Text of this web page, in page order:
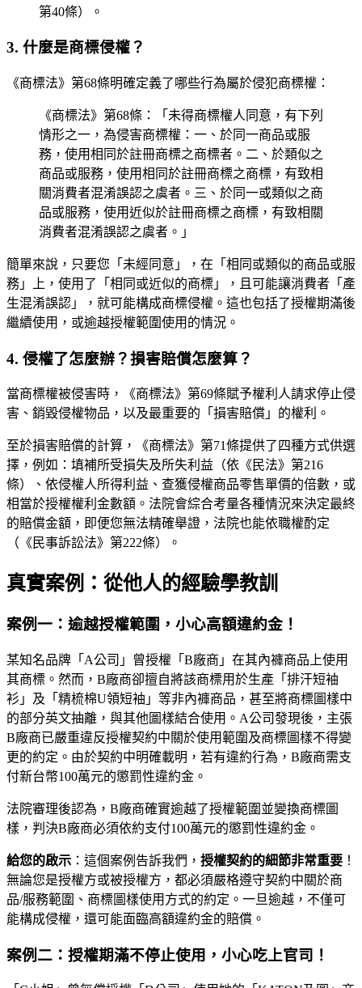
第40條）。
3. 什麼是商標侵權？
《商標法》第68條明確定義了哪些行為屬於侵犯商標權：
《商標法》第68條：「未得商標權人同意，有下列
情形之一，為侵害商標權：一、於同一商品或服
務，使用相同於註冊商標之商標者。二、於類似之
商品或服務，使用相同於註冊商標之商標，有致相
關消費者混淆誤認之虞者。三、於同一或類似之商
品或服務，使用近似於註冊商標之商標，有致相關
消費者混淆誤認之虞者。」
簡單來說，只要您「未經同意」，在「相同或類似的商品或服
務」上，使用了「相同或近似的商標」，且可能讓消費者「產
生混淆誤認」，就可能構成商標侵權。這也包括了授權期滿後
繼續使用，或逾越授權範圍使用的情況。
4. 侵權了怎麼辦？損害賠償怎麼算？
當商標權被侵害時，《商標法》第69條賦予權利人請求停止侵
害、銷毀侵權物品，以及最重要的「損害賠償」的權利。
至於損害賠償的計算，《商標法》第71條提供了四種方式供選
擇，例如：填補所受損失及所失利益（依《民法》第216
條）、依侵權人所得利益、查獲侵權商品零售單價的倍數，或
相當於授權權利金數額。法院會綜合考量各種情況來決定最終
的賠償金額，即便您無法精確舉證，法院也能依職權酌定
（《民事訴訟法》第222條）。
真實案例：從他人的經驗學教訓
案例一：逾越授權範圍，小心高額違約金！
某知名品牌「A公司」曾授權「B廠商」在其內褲商品上使用
其商標。然而，B廠商卻擅自將該商標用於生產「排汗短袖
衫」及「精梳棉U領短袖」等非內褲商品，甚至將商標圖樣中
的部分英文抽離，與其他圖樣結合使用。A公司發現後，主張
B廠商已嚴重違反授權契約中關於使用範圍及商標圖樣不得變
更的約定。由於契約中明確載明，若有違約行為，B廠商需支
付新台幣100萬元的懲罰性違約金。
法院審理後認為，B廠商確實逾越了授權範圍並變換商標圖
樣，判決B廠商必須依約支付100萬元的懲罰性違約金。
給您的啟示 ：這個案例告訴我們， 授權契約的細節非常重要 ！
無論您是授權方或被授權方，都必須嚴格遵守契約中關於商
品/服務範圍、商標圖樣使用方式的約定。一旦逾越，不僅可
能構成侵權，還可能面臨高額違約金的賠償。
案例二：授權期滿不停止使用，小心吃上官司！